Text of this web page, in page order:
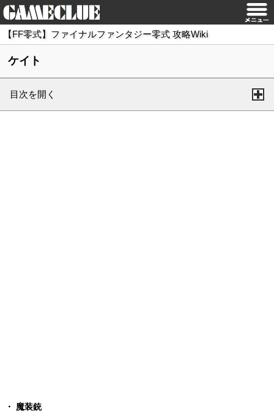
【FF零式】ファイナルファンタジー零式 攻略Wiki
ケイト
目次を開く
魔装銃